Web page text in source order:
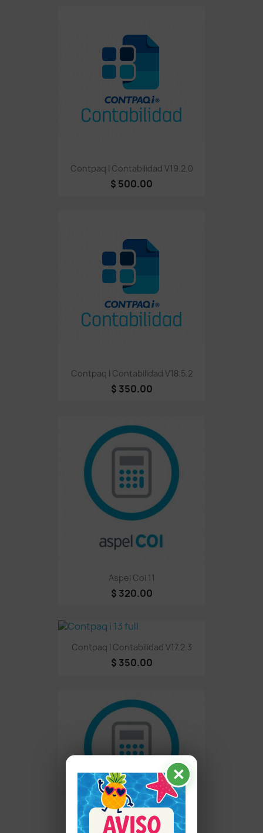
Contpaq I Contabilidad V19.2.0
$ 500.00
Contpaq I Contabilidad V18.5.2
$ 350.00
Aspel Coi 11
$ 320.00
Contpaq I Contabilidad V17.2.3
$ 350.00
✕